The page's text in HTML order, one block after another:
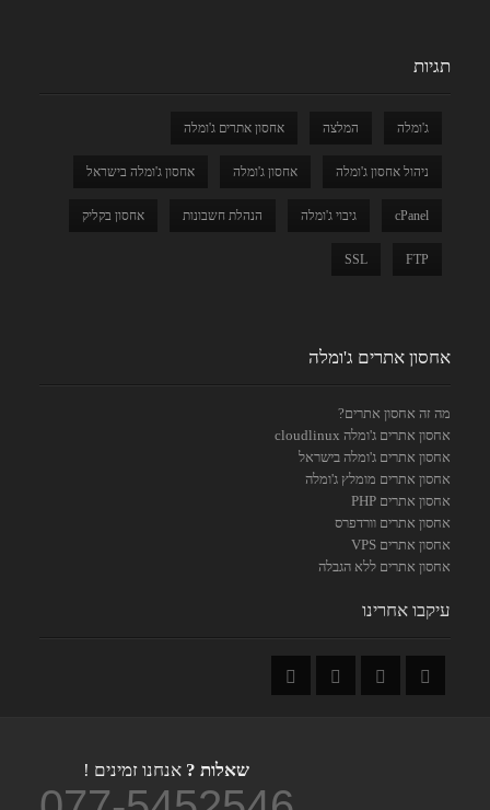
תגיות
ג'ומלה המלצה אחסון אתרים ג'ומלה
ניהול אחסון ג'ומלה אחסון ג'ומלה אחסון ג'ומלה בישראל
cPanel גיבוי ג'ומלה הנהלת חשבונות אחסון בקליק
FTP
SSL
אחסון אתרים ג'ומלה
מה זה אחסון אתרים?
אחסון אתרים ג'ומלה cloudlinux
אחסון אתרים ג'ומלה בישראל
אחסון אתרים מומלץ ג'ומלה
אחסון אתרים PHP
אחסון אתרים וורדפרס
אחסון אתרים VPS
אחסון אתרים ללא הגבלה
עיקבו אחרינו
שאלות ? אנחנו זמינים !